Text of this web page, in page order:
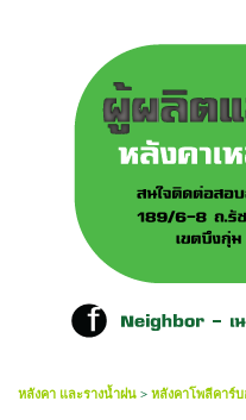
หลังคา และรางน้ำฝน > หลังคาโพลีคาร์